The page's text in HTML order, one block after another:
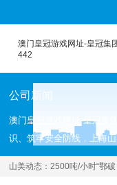
澳门皇冠游戏网址-皇冠集
442
公司新闻
澳门皇冠游戏网址-皇冠集
识、筑牢安全防线，上海
山美动态：2500吨/小时“鄂